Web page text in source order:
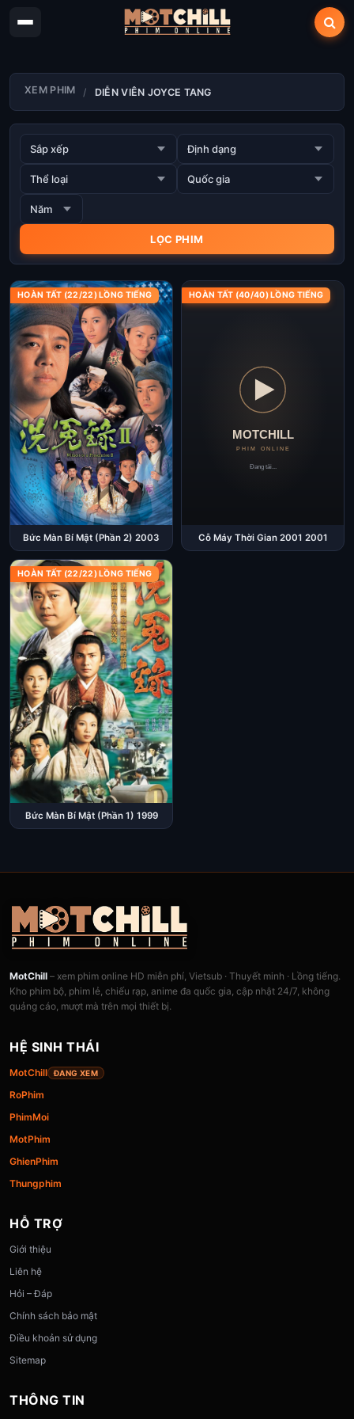
XEM PHIM DIỄN VIÊN JOYCE TANG
HOÀN TẤT (22/22) LỒNG TIẾNG
Bức Màn Bí Mật (Phần 2) 2003
HOÀN TẤT (40/40) LỒNG TIẾNG
Cỗ Máy Thời Gian 2001 2001
HOÀN TẤT (22/22) LỒNG TIẾNG
Bức Màn Bí Mật (Phần 1) 1999
MotChill – xem phim online HD miễn phí, Vietsub · Thuyết minh · Lồng tiếng.
Kho phim bộ, phim lẻ, chiếu rạp, anime đa quốc gia, cập nhật 24/7, không
quảng cáo, mượt mà trên mọi thiết bị.
HỆ SINH THÁI
MotChill ĐANG XEM
RoPhim
PhimMoi
MotPhim
GhienPhim
Thungphim
HỖ TRỢ
Giới thiệu
Liên hệ
Hỏi – Đáp
Chính sách bảo mật
Điều khoản sử dụng
Sitemap
THÔNG TIN